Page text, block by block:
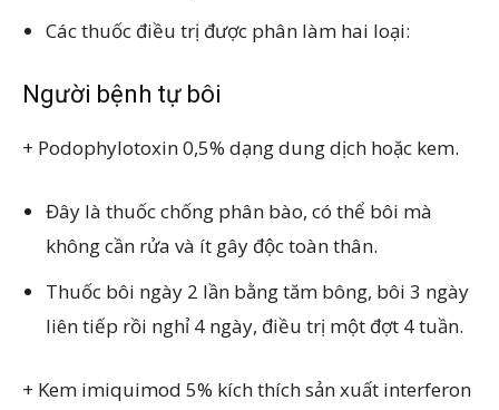
Các thuốc điều trị được phân làm hai loại:
Người bệnh tự bôi
+ Podophylotoxin 0,5% dạng dung dịch hoặc kem.
Đây là thuốc chống phân bào, có thể bôi mà
không cần rửa và ít gây độc toàn thân.
Thuốc bôi ngày 2 lần bằng tăm bông, bôi 3 ngày
liên tiếp rồi nghỉ 4 ngày, điều trị một đợt 4 tuần.
+ Kem imiquimod 5% kích thích sản xuất interferon